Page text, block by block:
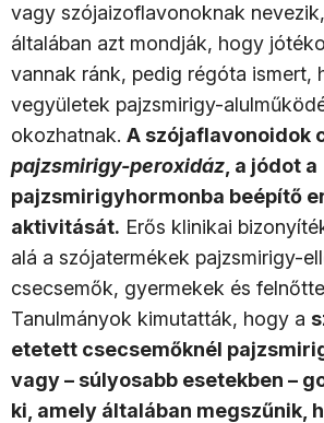
vagy szójaizoflavonoknak
általában azt mondják, hogy
vannak ránk, pedig régóta ismert,
vegyületek pajzsmirigy-
okozhatnak. A szójaflavonoidok
pajzsmirigy-peroxidáz , a jódot a
pajzsmirigyhormonba beépítő
aktivitását. Erős klinikai
alá a szójatermékek pajzsmirigy-
csecsemők, gyermekek és
Tanulmányok kimutatták, hogy a
etetett csecsemőknél
vagy – súlyosabb esetekben –
ki, amely általában megszűnik,